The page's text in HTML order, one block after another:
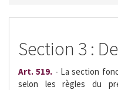
Section 3 :
Art. 519. - La section
selon les règles du